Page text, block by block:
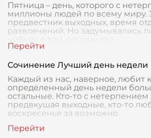
Пятница – день, которого с
миллионы людей по всему миру.
предвестник выходных, время
развлечений. Но задумывались
нибудь о том, почему это
Сочинение Лучший день недели
Каждый из нас, наверное, любит
определенный день недели
остальные. Кто-то с
предвкушая выходные, кто-то
воскресенье за возможно